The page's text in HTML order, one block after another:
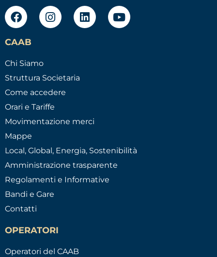
CAAB
Chi Siamo
Struttura Societaria
Come accedere
Orari e Tariffe
Movimentazione merci
Mappe
Local, Global, Energia, Sostenibilità
Amministrazione trasparente
Regolamenti e Informative
Bandi e Gare
Contatti
OPERATORI
Operatori del CAAB